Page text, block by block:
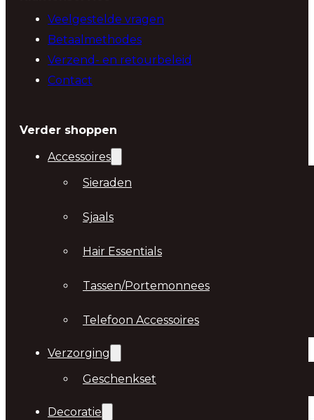
Veelgestelde vragen
Betaalmethodes
Verzend- en retourbeleid
Contact
Verder shoppen
Accessoires
Sieraden
Sjaals
Hair Essentials
Tassen/Portemonnees
Telefoon Accessoires
Verzorging
Geschenkset
Decoratie